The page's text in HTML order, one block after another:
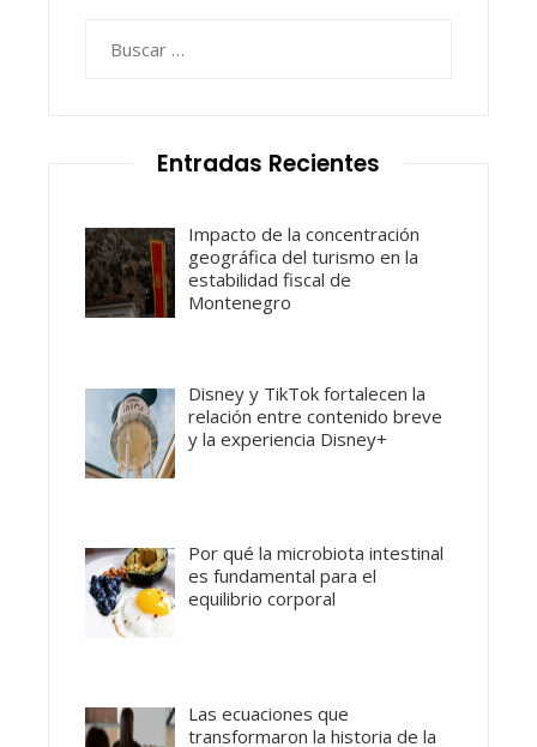
Entradas Recientes
Impacto de la concentración
geográfica del turismo en la
estabilidad fiscal de
Montenegro
Disney y TikTok fortalecen la
relación entre contenido breve
y la experiencia Disney+
Por qué la microbiota intestinal
es fundamental para el
equilibrio corporal
Las ecuaciones que
transformaron la historia de la